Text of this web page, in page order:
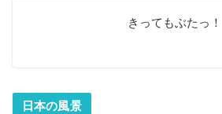
きってもぶたっ！
日本の風景